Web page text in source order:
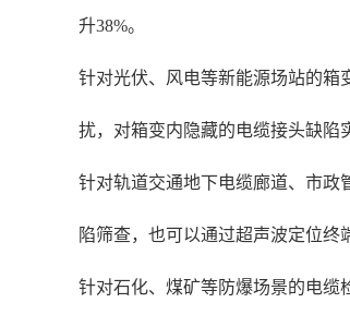
升38%。
针对光伏、风电等新能源场站的箱
扰，对箱变内隐藏的电缆接头缺陷
针对轨道交通地下电缆廊道、市政
陷筛查，也可以通过超声波定位终
针对石化、煤矿等防爆场景的电缆